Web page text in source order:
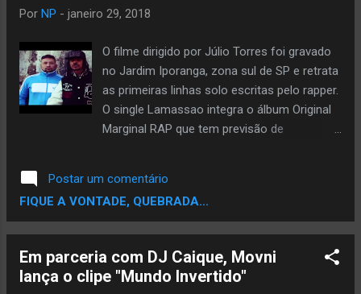
Giramundo Filmes, com direção de
Killa Bi:
https://www.facebook.com/killabirap Página
do Dendê:
https://www.facebook.com/denderap
Por NP - janeiro 29, 2018
O filme dirigido por Júlio Torres foi gravado
no Jardim Iporanga, zona sul de SP e retrata
as primeiras linhas solo escritas pelo rapper.
O single Lamassao integra o álbum Original
Marginal RAP que tem previsão de
com quem gravou os discos
Microfonicamente Dizendo (2004), Natural
(2008), Manhã (2012), um EP (2009), estreou
, Massao volta para as ruas com Original
Marginal RAP solo e sob o nome Uterço. O
Postar um comentário
FIQUE A VONTADE, QUEBRADA...
Em parceria com DJ Caique, Movni
lança o clipe "Mundo Invertido"